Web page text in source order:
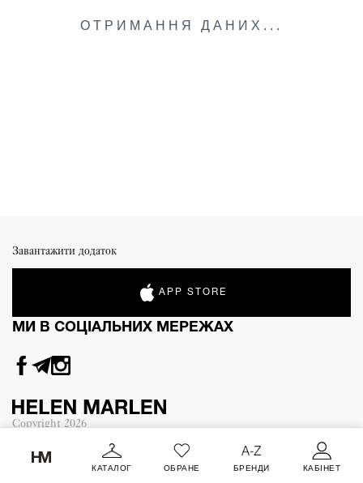
КАТАЛОГ ОБРАНЕ БРЕНДИ КАБІНЕТ
ОТРИМАННЯ ДАНИХ...
Завантажити додаток
APP STORE
МИ В СОЦІАЛЬНИХ МЕРЕЖАХ
Copyright 2026